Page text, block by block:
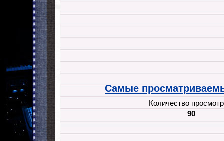
Самые
Количество
90